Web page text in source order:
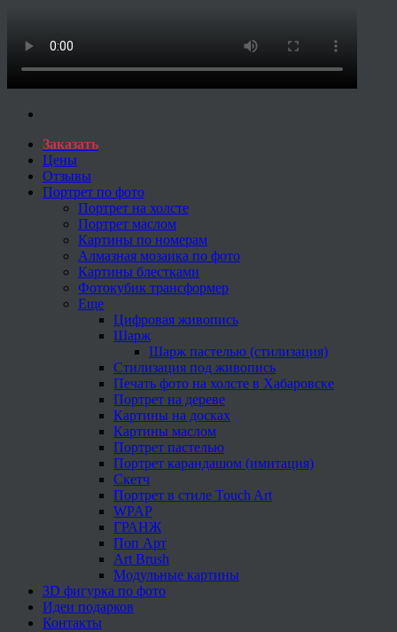
Заказать
Цены
Отзывы
Портрет по фото
Портрет на холсте
Портрет маслом
Картины по номерам
Алмазная мозаика по фото
Картины блестками
Фотокубик трансформер
Еще
Цифровая живопись
Шарж
Шарж пастелью (стилизация)
Стилизация под живопись
Печать фото на холсте в Хабаровске
Портрет на дереве
Картины на досках
Картины маслом
Портрет пастелью
Портрет карандашом (имитация)
Скетч
Портрет в стиле Touch Art
WPAP
ГРАНЖ
Поп Арт
Art Brush
Модульные картины
3D фигурка по фото
Идеи подарков
Контакты